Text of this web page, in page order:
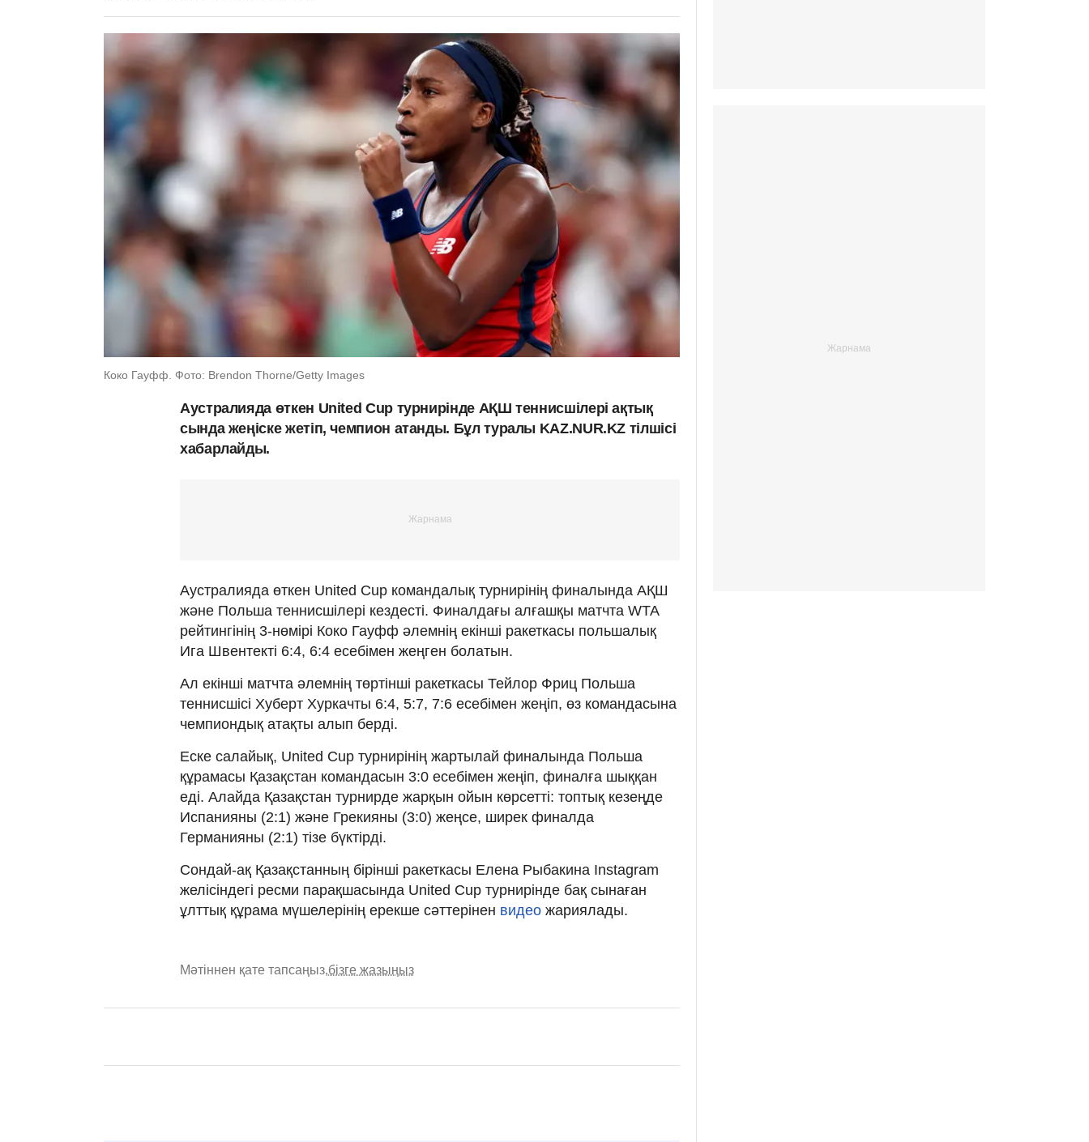
Коко Гауфф. Фото: Brendon Thorne/Getty Images
Аустралияда өткен United Cup турнирінде АҚШ теннисшілері ақтық
сында жеңіске жетіп, чемпион атанды. Бұл туралы KAZ.NUR.KZ тілшісі
хабарлайды.
Аустралияда өткен United Cup командалық турнирінің финалында АҚШ
және Польша теннисшілері кездесті. Финалдағы алғашқы матчта WTA
рейтингінің 3-нөмірі Коко Гауфф әлемнің екінші ракеткасы польшалық
Ига Швентекті 6:4, 6:4 есебімен жеңген болатын.
Ал екінші матчта әлемнің төртінші ракеткасы Тейлор Фриц Польша
теннисшісі Хуберт Хуркачты 6:4, 5:7, 7:6 есебімен жеңіп, өз командасына
чемпиондық атақты алып берді.
Еске салайық, United Cup турнирінің жартылай финалында Польша
құрамасы Қазақстан командасын 3:0 есебімен жеңіп, финалға шыққан
еді. Алайда Қазақстан турнирде жарқын ойын көрсетті: топтық кезеңде
Испанияны (2:1) және Грекияны (3:0) жеңсе, ширек финалда
Германияны (2:1) тізе бүктірді.
Сондай-ақ Қазақстанның бірінші ракеткасы Елена Рыбакина Instagram
желісіндегі ресми парақшасында United Cup турнирінде бақ сынаған
ұлттық құрама мүшелерінің ерекше сәттерінен видео жариялады.
Мәтіннен қате тапсаңыз,бізге жазыңыз